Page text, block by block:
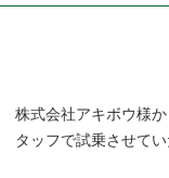
株式会社アキボウ様か
タッフで試乗させてい